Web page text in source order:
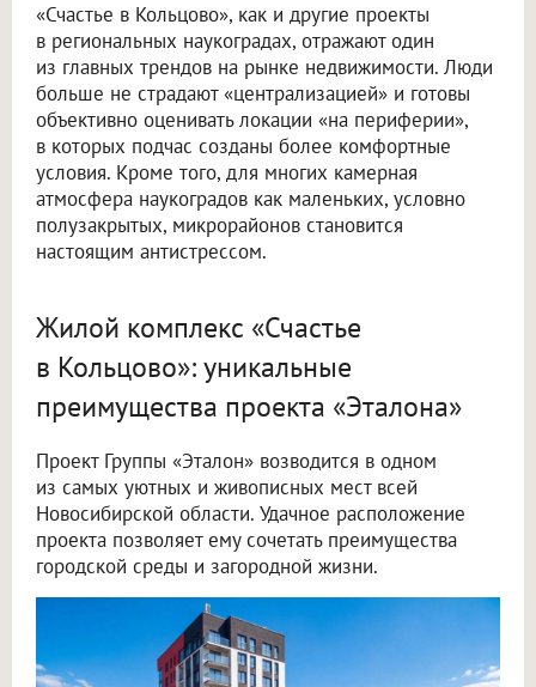
«Счастье в Кольцово», как и другие проекты
в региональных наукоградах, отражают один
из главных трендов на рынке недвижимости. Люди
больше не страдают «централизацией» и готовы
объективно оценивать локации «на периферии»,
в которых подчас созданы более комфортные
условия. Кроме того, для многих камерная
атмосфера наукоградов как маленьких, условно
полузакрытых, микрорайонов становится
настоящим антистрессом.
Жилой комплекс «Счастье
в Кольцово»: уникальные
преимущества проекта «Эталона»
Проект Группы «Эталон» возводится в одном
из самых уютных и живописных мест всей
Новосибирской области. Удачное расположение
проекта позволяет ему сочетать преимущества
городской среды и загородной жизни.